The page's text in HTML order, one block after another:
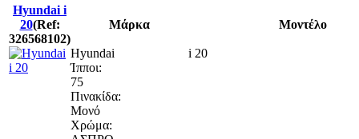
Hyundai i
20(Ref:
326568102)
Μάρκα Μοντέλο
Hyundai
i 20
Ίπποι:
75
Πινακίδα:
Μονό
Χρώμα: